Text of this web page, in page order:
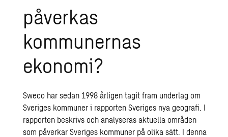
påverkas
kommunernas
ekonomi?
Sweco har sedan 1998 årligen tagit fram underlag om
Sveriges kommuner i rapportenSveriges nya geografi. I
rapporten beskrivs och analyseras aktuella områden
som påverkar Sveriges kommuner på olika sätt. I denna